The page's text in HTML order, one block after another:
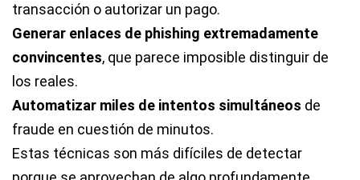
transacción o autorizar un pago.
Generar enlaces de phishing extremadamente
convincentes, que parece imposible distinguir de
los reales.
Automatizar miles de intentos simultáneos de
fraude en cuestión de minutos.
Estas técnicas son más difíciles de detectar